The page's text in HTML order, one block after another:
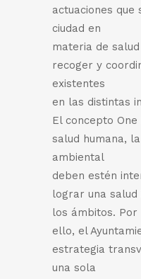
actuaciones
ciudad en
materia de
recoger y
existentes
en las distintas
El concepto
salud humana,
ambiental
deben estén
lograr una
los ámbitos. Por
ello, el
estrategia
una sola